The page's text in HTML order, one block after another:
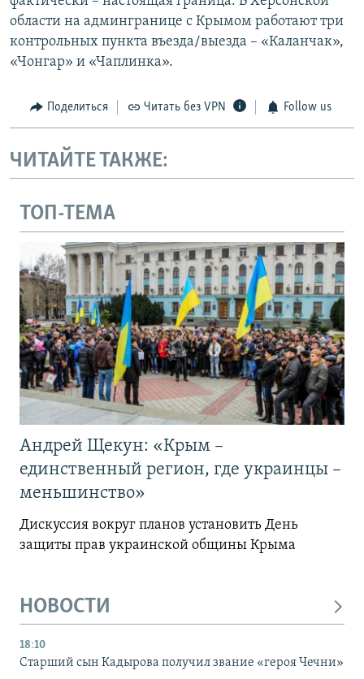
области на админгранице с Крымом работают три
контрольных пункта въезда/выезда – «Каланчак»,
«Чонгар» и «Чаплинка».
Поделиться Читать без VPN Follow us
ЧИТАЙТЕ ТАКЖЕ:
ТОП-ТЕМА
Андрей Щекун: «Крым –
единственный регион, где украинцы –
меньшинство»
Дискуссия вокруг планов установить День
защиты прав украинской общины Крыма
НОВОСТИ
18:10
Старший сын Кадырова получил звание «героя Чечни»